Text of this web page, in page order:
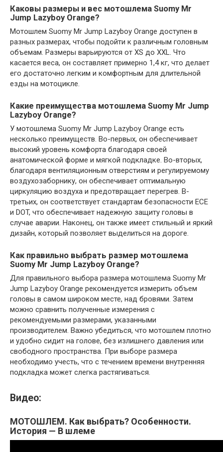
Каковы размеры и вес мотошлема Suomy Mr
Jump Lazyboy Orange?
Мотошлем Suomy Mr Jump Lazyboy Orange доступен в
разных размерах, чтобы подойти к различным головным
объемам. Размеры варьируются от XS до XXL. Что
касается веса, он составляет примерно 1,4 кг, что делает
его достаточно легким и комфортным для длительной
езды на мотоцикле.
Какие преимущества мотошлема Suomy Mr Jump
Lazyboy Orange?
У мотошлема Suomy Mr Jump Lazyboy Orange есть
несколько преимуществ. Во-первых, он обеспечивает
высокий уровень комфорта благодаря своей
анатомической форме и мягкой подкладке. Во-вторых,
благодаря вентиляционным отверстиям и регулируемому
воздухозаборнику, он обеспечивает оптимальную
циркуляцию воздуха и предотвращает перегрев. В-
третьих, он соответствует стандартам безопасности ECE
и DOT, что обеспечивает надежную защиту головы в
случае аварии. Наконец, он также имеет стильный и яркий
дизайн, который позволяет выделиться на дороге.
Как правильно выбрать размер мотошлема
Suomy Mr Jump Lazyboy Orange?
Для правильного выбора размера мотошлема Suomy Mr
Jump Lazyboy Orange рекомендуется измерить объем
головы в самом широком месте, над бровями. Затем
можно сравнить полученные измерения с
рекомендуемыми размерами, указанными
производителем. Важно убедиться, что мотошлем плотно
и удобно сидит на голове, без излишнего давления или
свободного пространства. При выборе размера
необходимо учесть, что с течением времени внутренняя
подкладка может слегка растягиваться.
Видео:
МОТОШЛЕМ. Как выбрать? Особенности.
История — В шлеме